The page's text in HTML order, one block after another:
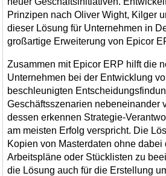
Prinzipen nach Oliver Wight, Kilger
dieser Lösung für Unternehmen in
großartige Erweiterung von Epicor
Zusammen mit Epicor ERP hilft die
Unternehmen bei der Entwicklung
beschleunigten
Geschäftsszenarien nebeneinander
dessen erkennen Strategie-
am meisten Erfolg verspricht. Die
Kopien von Masterdaten ohne
Arbeitspläne oder Stücklisten zu
die Lösung auch für die Erstellung